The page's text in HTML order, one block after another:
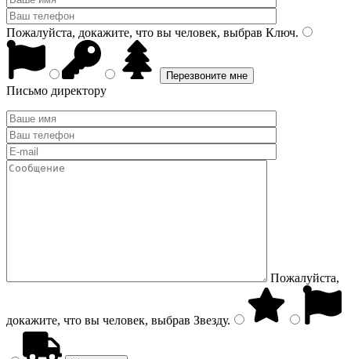
Пожалуйста, докажите, что вы человек, выбрав Ключ.
Письмо директору
Пожалуйста,
докажите, что вы человек, выбрав Звезду.